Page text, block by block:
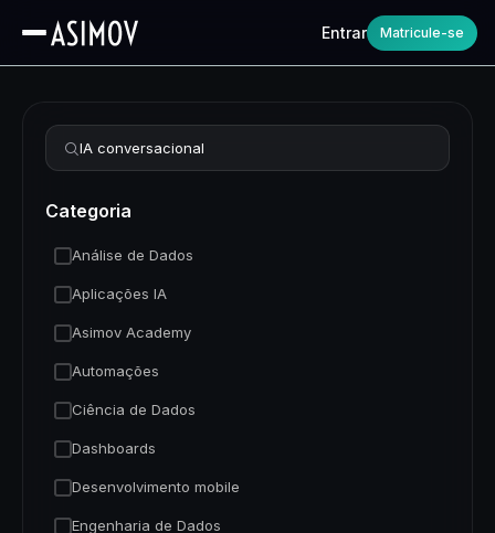
Entrar Matricule-se
Refinar busca
Categoria
Análise de Dados
Aplicações IA
Asimov Academy
Automações
Ciência de Dados
Dashboards
Desenvolvimento mobile
Engenharia de Dados